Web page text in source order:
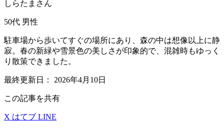
しらたまさん
50代 男性
駐車場から歩いてすぐの場所にあり、森の中は想像以上に静
寂。春の新緑や雪景色の美しさが印象的で、混雑時もゆっく
り散策できました。
最終更新日： 2026年4月10日
この記事を共有
X はてブ LINE